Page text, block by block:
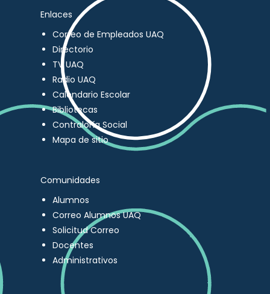
Enlaces
Correo de Empleados UAQ
Directorio
TV UAQ
Radio UAQ
Calendario Escolar
Bibliotecas
Contraloría Social
Mapa de sitio
Comunidades
Alumnos
Correo Alumnos UAQ
Solicitud Correo
Docentes
Administrativos